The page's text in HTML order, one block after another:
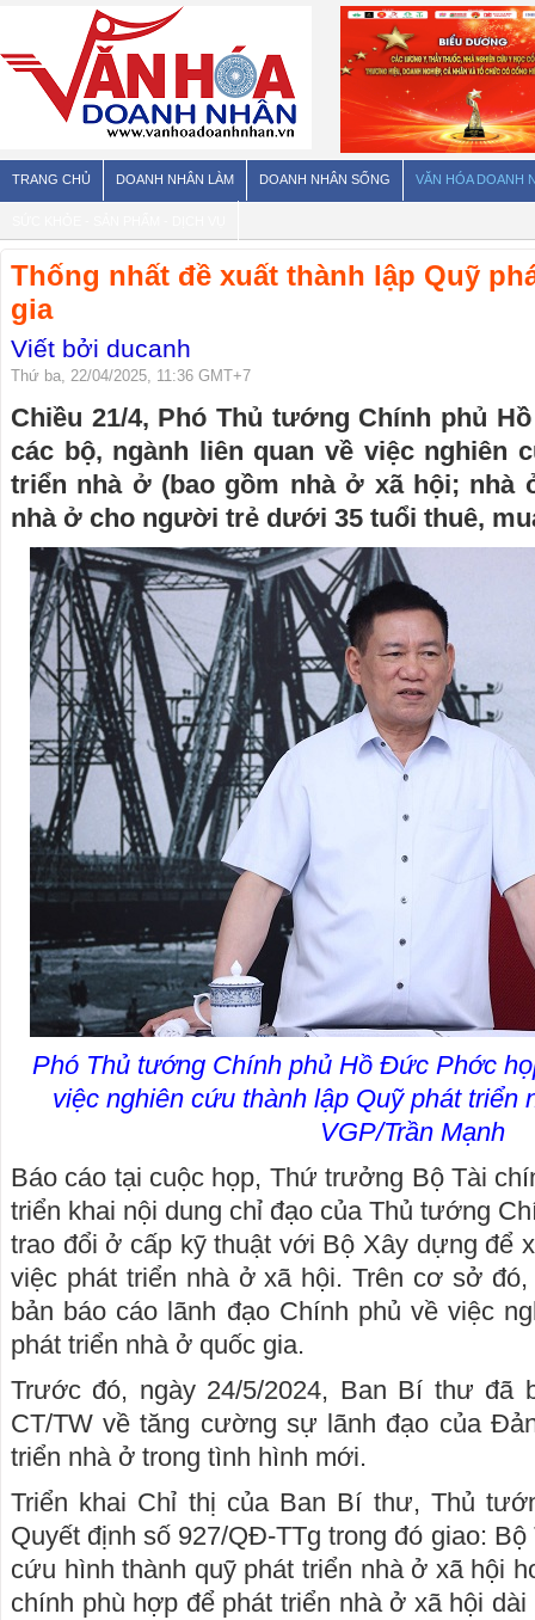
TRANG CHỦ DOANH NHÂN LÀM DOANH NHÂN SỐNG VĂN HÓA DOANH
Thống nhất đề xuất thành lập Quỹ
gia
Viết bởi ducanh
Thứ ba, 22/04/2025, 11:36 GMT+7
Chiều 21/4, Phó Thủ tướng Chính phủ
các bộ, ngành liên quan về việc nghiên
triển nhà ở (bao gồm nhà ở xã hội; nhà
nhà ở cho người trẻ dưới 35 tuổi thuê,
Phó Thủ tướng Chính phủ Hồ Đức Phớc
việc nghiên cứu thành lập Quỹ phát triển
VGP/Trần Mạnh
Báo cáo tại cuộc họp, Thứ trưởng Bộ Tài
triển khai nội dung chỉ đạo của Thủ tướng
trao đổi ở cấp kỹ thuật với Bộ Xây dựng để
việc phát triển nhà ở xã hội. Trên cơ sở
bản báo cáo lãnh đạo Chính phủ về việc
phát triển nhà ở quốc gia.
Trước đó, ngày 24/5/2024, Ban Bí thư đã
CT/TW về tăng cường sự lãnh đạo của
triển nhà ở trong tình hình mới.
Triển khai Chỉ thị của Ban Bí thư, Thủ
Quyết định số 927/QĐ-TTg trong đó giao:
cứu hình thành quỹ phát triển nhà ở xã hội
chính phù hợp để phát triển nhà ở xã hội